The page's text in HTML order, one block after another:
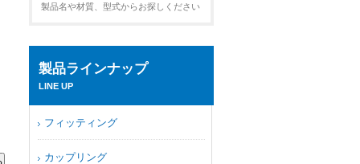
製品名や材質、型式からお探しください
製品ラインナップ
LINE UP
フィッティング
カップリング